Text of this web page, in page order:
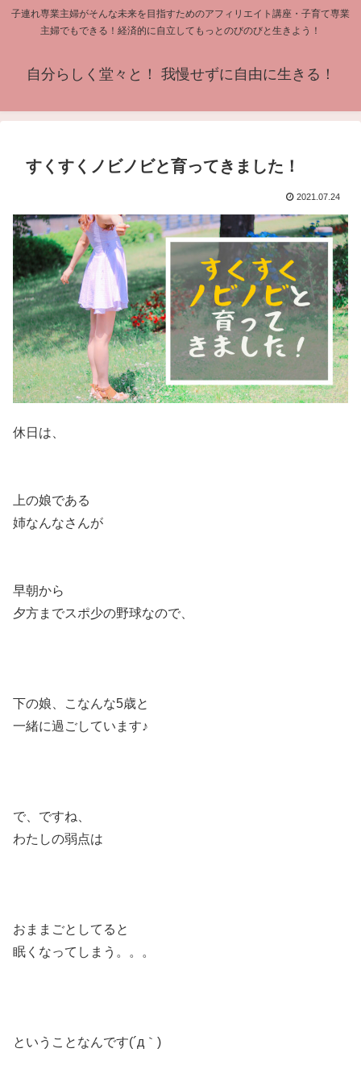
子連れ専業主婦がそんな未来を目指すためのアフィリエイト講座・子育て専業
主婦でもできる！経済的に自立してもっとのびのびと生きよう！
自分らしく堂々と！ 我慢せずに自由に生きる！
すくすくノビノビと育ってきました！
2021.07.24
休日は、
上の娘である
姉なんなさんが
早朝から
夕方までスポ少の野球なので、
下の娘、こなんな5歳と
一緒に過ごしています♪
で、ですね、
わたしの弱点は
おままごとしてると
眠くなってしまう。。。
ということなんです(´д｀)